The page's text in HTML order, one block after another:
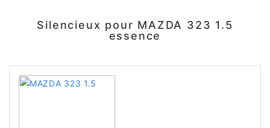
Silencieux pour MAZDA 323 1.5
essence